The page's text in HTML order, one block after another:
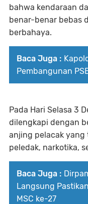
bahwa kendaraan
benar-benar bebas
berbahaya.
Baca Juga :
Pembangunan
Pada Hari Selasa 3
dilengkapi dengan
anjing pelacak
peledak, narkotika,
Baca Juga :
Langsung
MSC ke-27